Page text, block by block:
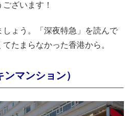
ざいます！
ょう。「深夜特急」を読んで
たまらなかった香港から。
マンション）